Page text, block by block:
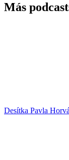
Más
Desítka Pavla